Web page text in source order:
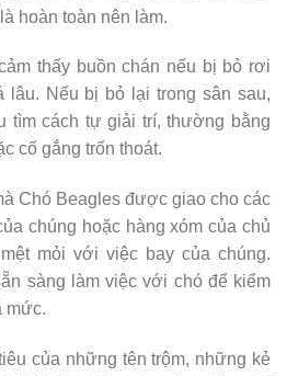
hoàn toàn nên làm.
thấy buồn chán nếu bị bỏ rơi
lâu. Nếu bị bỏ lại trong sân sau,
tìm cách tự giải trí, thường bằng
cố gắng trốn thoát.
Chó Beagles được giao cho các
chúng hoặc hàng xóm của chủ
mỏi với việc bay của chúng.
sàng làm việc với chó để kiểm
mức.
của những tên trộm, những kẻ